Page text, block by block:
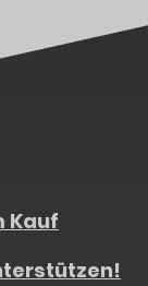
Kauf